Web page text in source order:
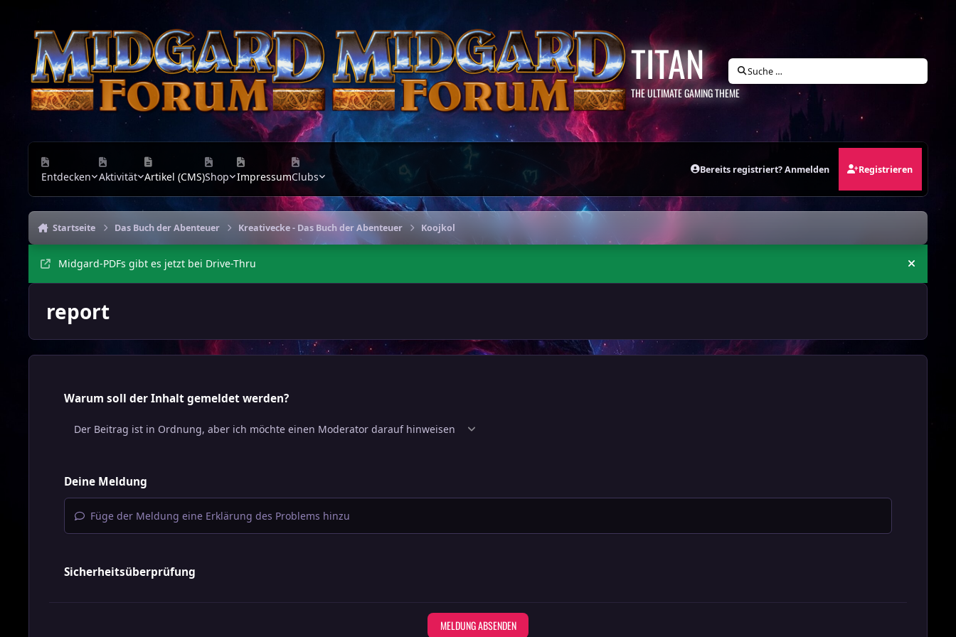
TITAN
THE ULTIMATE GAMING THEME
Suche …
Entdecken Aktivität Artikel (CMS)Shop ImpressumClubs
Bereits registriert? Anmelden Registrieren
Startseite Das Buch der Abenteuer Kreativecke - Das Buch der Abenteuer Koojkol
Midgard-PDFs gibt es jetzt bei Drive-Thru
report
Warum soll der Inhalt gemeldet werden?
Deine Meldung
Füge der Meldung eine Erklärung des Problems hinzu
Sicherheitsüberprüfung
MELDUNG ABSENDEN